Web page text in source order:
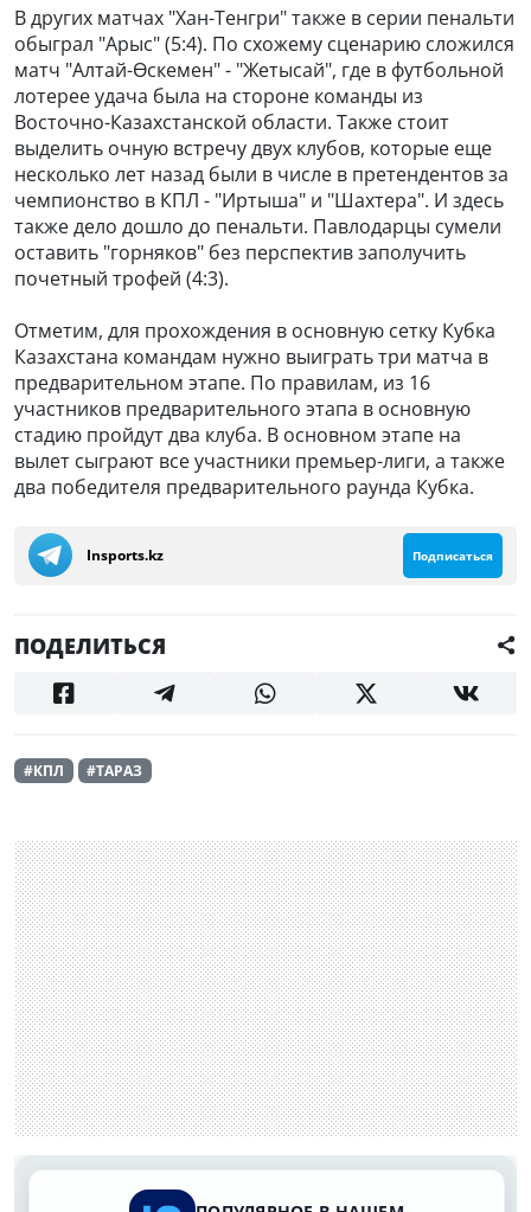
В других матчах "Хан-Тенгри" также в серии пенальти
обыграл "Арыс" (5:4). По схожему сценарию сложился
матч "Алтай-Өскемен" - "Жетысай", где в футбольной
лотерее удача была на стороне команды из
Восточно-Казахстанской области. Также стоит
выделить очную встречу двух клубов, которые еще
несколько лет назад были в числе в претендентов за
чемпионство в КПЛ - "Иртыша" и "Шахтера". И здесь
также дело дошло до пенальти. Павлодарцы сумели
оставить "горняков" без перспектив заполучить
почетный трофей (4:3).
Отметим, для прохождения в основную сетку Кубка
Казахстана командам нужно выиграть три матча в
предварительном этапе. По правилам, из 16
участников предварительного этапа в основную
стадию пройдут два клуба. В основном этапе на
вылет сыграют все участники премьер-лиги, а также
два победителя предварительного раунда Кубка.
Insports.kz Подписаться
ПОДЕЛИТЬСЯ
#КПЛ #ТАРАЗ